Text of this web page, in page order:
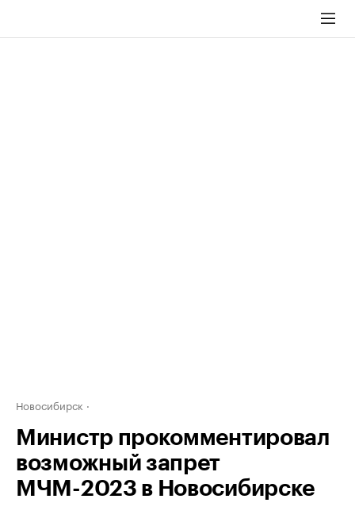
Новосибирск
Министр прокомментировал
возможный запрет
МЧМ-2023 в Новосибирске